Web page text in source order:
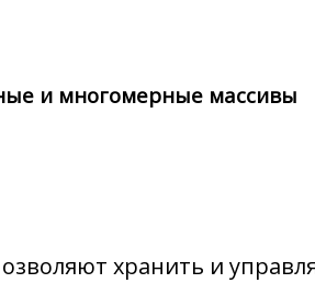
и многомерные массивы
хранить и